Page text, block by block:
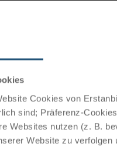
Cookies von
sind; Präferenz-
Websites nutzen (z. B.
Website zu
oder Bad/WC, SAT-TV,
mit fangfrischem Fisch
Wiener Spezialitäten.